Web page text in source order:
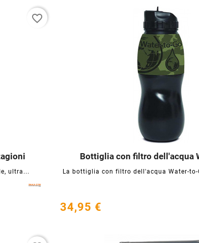
ultra...
favorite_border
Bottiglia con filtro dell'acqua
La bottiglia con filtro dell'acqua Water-to-
  
34,95 €